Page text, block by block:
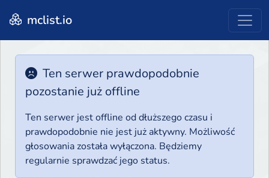
mclist.io
Ten serwer prawdopodobnie
pozostanie już offline
Ten serwer jest offline od dłuższego czasu i
prawdopodobnie nie jest już aktywny. Możliwość
głosowania została wyłączona. Będziemy
regularnie sprawdzać jego status.